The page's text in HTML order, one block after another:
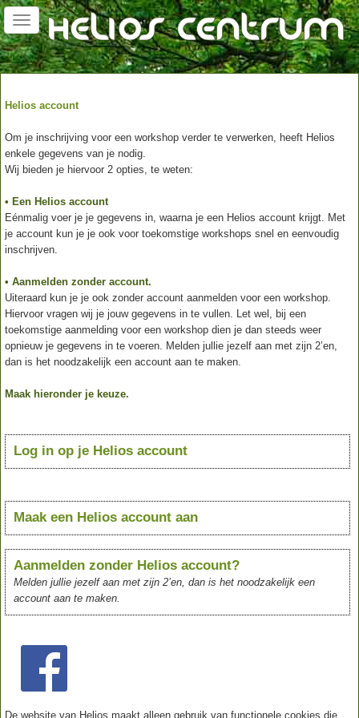
Toggle
navigation
Helios account
Om je inschrijving voor een workshop verder te verwerken, heeft Helios
enkele gegevens van je nodig.
Wij bieden je hiervoor 2 opties, te weten:
• Een Helios account
Eénmalig voer je je gegevens in, waarna je een Helios account krijgt. Met
je account kun je je ook voor toekomstige workshops snel en eenvoudig
inschrijven.
• Aanmelden zonder account.
Uiteraard kun je je ook zonder account aanmelden voor een workshop.
Hiervoor vragen wij je jouw gegevens in te vullen. Let wel, bij een
toekomstige aanmelding voor een workshop dien je dan steeds weer
opnieuw je gegevens in te voeren. Melden jullie jezelf aan met zijn 2’en,
dan is het noodzakelijk een account aan te maken.
Maak hieronder je keuze.
Log in op je Helios account
Maak een Helios account aan
Aanmelden zonder Helios account?
Melden jullie jezelf aan met zijn 2’en, dan is het noodzakelijk een
account aan te maken.
De website van Helios maakt alleen gebruik van functionele cookies die